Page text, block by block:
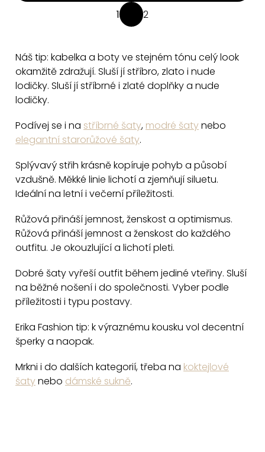
O
v
á
d
a
p
r
v
k
y
ý
p
i
s
u
á
n
k
á
n
1 2
Náš tip: kabelka a boty ve stejném tónu celý look
okamžitě zdražují. Sluší jí stříbro, zlato i nude
lodičky. Sluší jí stříbrné i zlaté doplňky a nude
lodičky.
Podívej se i na stříbrné šaty, modré šatynebo
elegantní starorůžové šaty.
Splývavý střih krásně kopíruje pohyb a působí
vzdušně. Měkké linie lichotí a zjemňují siluetu.
Ideální na letní i večerní příležitosti.
Růžová přináší jemnost, ženskost a optimismus.
Růžová přináší jemnost a ženskost do každého
outfitu. Je okouzlující a lichotí pleti.
Dobré šaty vyřeší outfit během jediné vteřiny. Sluší
na běžné nošení i do společnosti. Vyber podle
příležitosti i typu postavy.
Erika Fashion tip: k výraznému kousku vol decentní
šperky a naopak.
Mrkni i do dalších kategorií, třeba na koktejlové
šatynebo dámské sukně.